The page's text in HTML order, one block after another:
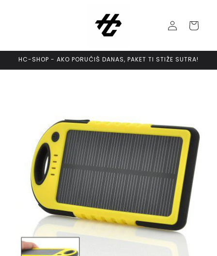
Log
in
Cart
HC-SHOP - AKO PORUČIŠ DANAS, PAKET TI STIŽE SUTRA!